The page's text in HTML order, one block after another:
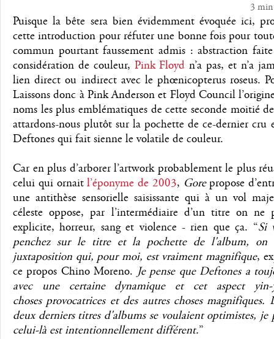
3 min
Puisque la bête sera bien évidemment évoquée ici,
cette introduction pour réfuter une bonne fois pour
commun pourtant faussement admis : abstraction
considération de couleur, Pink Floyd n’a pas, et n’a
lien direct ou indirect avec le phœnicopterus roseus.
Laissons donc à Pink Anderson et Floyd Council
noms les plus emblématiques de cette seconde moitié
attardons-nous plutôt sur la pochette de ce-dernier cru
Deftones qui fait sienne le volatile de couleur.
Car en plus d’arborer l’artwork probablement le plus
celui qui ornaitl’éponyme de 2003, Gorepropose
une antithèse sensorielle saisissante qui à un vol
céleste oppose, par l’intermédiaire d’un titre on ne
explicite, horreur, sang et violence - rien que ça. “Si
penchez sur le titre et la pochette de l'album,
juxtaposition qui, pour moi, est vraiment magnifique,
ce propos Chino Moreno. Je pense que Deftones a
avec une certaine dynamique et cet aspect yin-
choses provocatrices et des autres choses magnifiques.
deux derniers titres d'albums se voulaient optimistes, je
celui-là est intentionnellement différent.”